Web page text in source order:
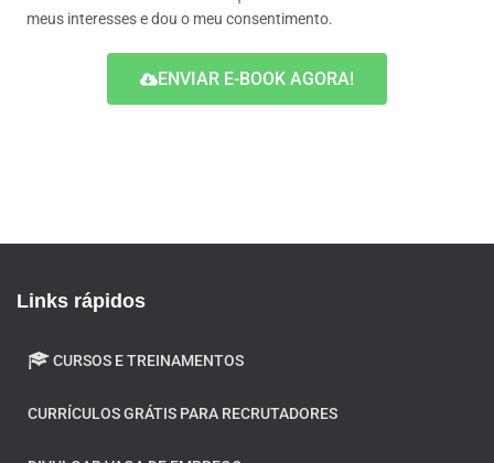
meus interesses e dou o meu consentimento.
ENVIAR E-BOOK AGORA!
Links rápidos
CURSOS E TREINAMENTOS
CURRÍCULOS GRÁTIS PARA RECRUTADORES